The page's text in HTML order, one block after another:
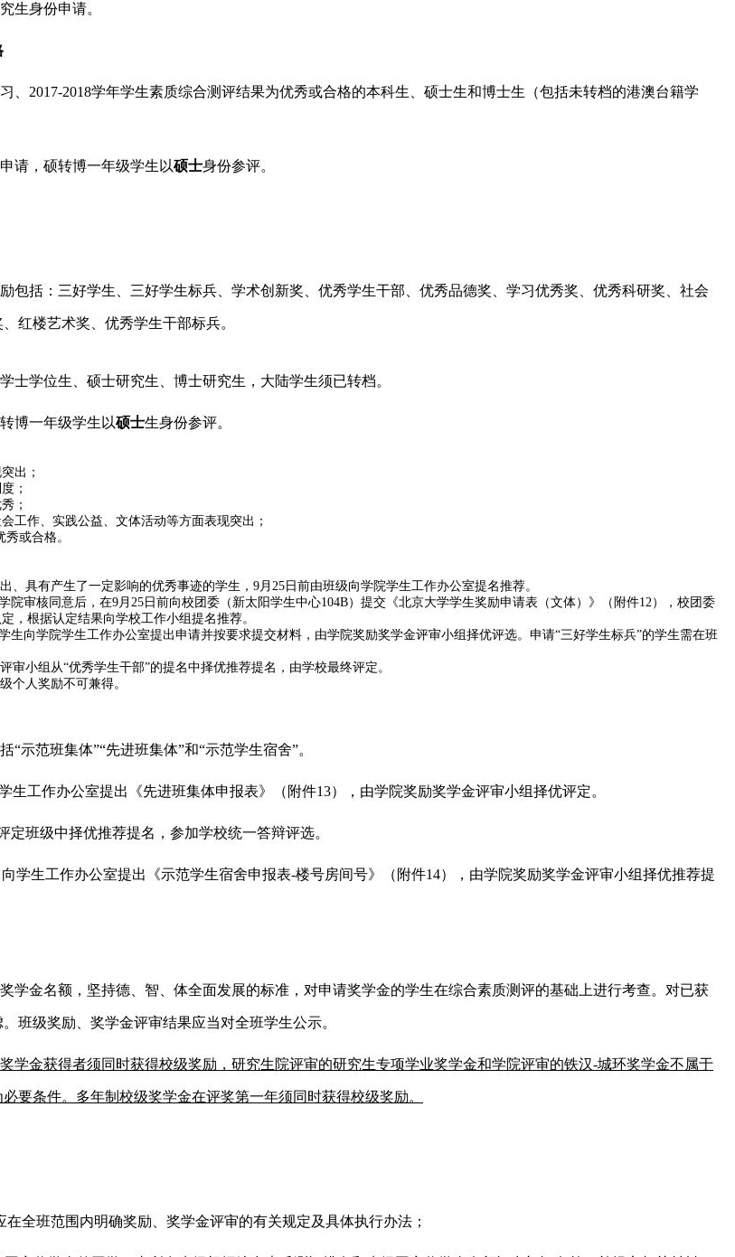
生身份申请。
、2017-2018学年学生素质综合测评结果为优秀或合格的本科生、硕士生和博士生（包括未转档的港澳台籍学
请，硕转博一年级学生以硕士身份参评。
包括：三好学生、三好学生标兵、学术创新奖、优秀学生干部、优秀品德奖、学习优秀奖、优秀科研奖、社会
红楼艺术奖、优秀学生干部标兵。
士学位生、硕士研究生、博士研究生，大陆学生须已转档。
博一年级学生以硕士生身份参评。
出；
；
；
工作、实践公益、文体活动等方面表现突出；
或合格。
、具有产生了一定影响的优秀事迹的学生，9月25日前由班级向学院学生工作办公室提名推荐。
院审核同意后，在9月25日前向校团委（新太阳学生中心104B）提交《北京大学学生奖励申请表（文体）》（附件12），校团委
，根据认定结果向学校工作小组提名推荐。
生向学院学生工作办公室提出申请并按要求提交材料，由学院奖励奖学金评审小组择优评选。申请“三好学生标兵”的学生需在班
审小组从“优秀学生干部”的提名中择优推荐提名，由学校最终评定。
个人奖励不可兼得。
“示范班集体”“先进班集体”和“示范学生宿舍”。
生工作办公室提出《先进班集体申报表》（附件13），由学院奖励奖学金评审小组择优评定。
定班级中择优推荐提名，参加学校统一答辩评选。
学生工作办公室提出《示范学生宿舍申报表-楼号房间号》（附件14），由学院奖励奖学金评审小组择优推荐提
学金名额，坚持德、智、体全面发展的标准，对申请奖学金的学生在综合素质测评的基础上进行考查。对已获
班级奖励、奖学金评审结果应当对全班学生公示。
学金获得者须同时获得校级奖励，研究生院评审的研究生专项学业奖学金和学院评审的铁汉-城环奖学金不属于
要条件。多年制校级奖学金在评奖第一年须同时获得校级奖励。
在全班范围内明确奖励、奖学金评审的有关规定及具体执行办法；